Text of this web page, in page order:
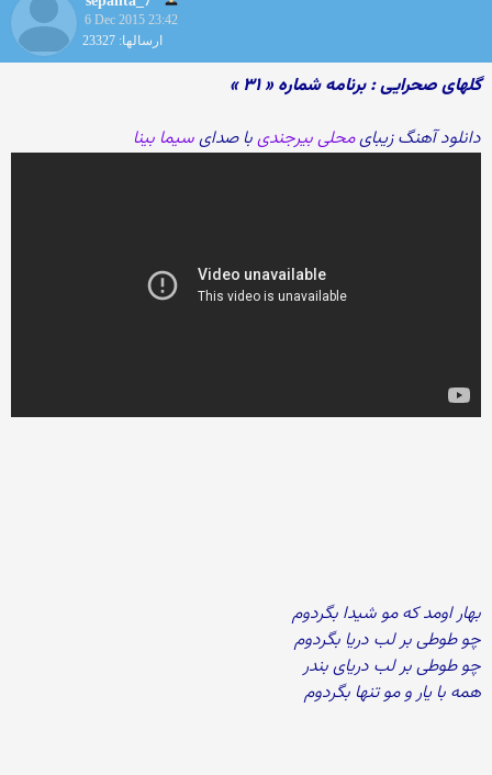
6 Dec 2015 23:42
ارسالها: 23327
گلهای صحرایی : برنامه شماره « ۳۱ »
دانلود آهنگ زیبایمحلی بیرجندیبا صدایسیما بینا
بهار اومد که مو شیدا بگردوم
چو طوطی بر لب دریا بگردوم
چو طوطی بر لب دریای بندر
همه با یار و مو تنها بگردوم